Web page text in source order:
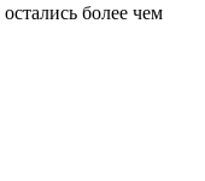
более чем